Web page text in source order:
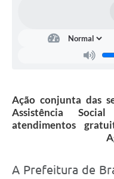
Ação conjunta das
Assistência
atendimentos
A Prefeitura de